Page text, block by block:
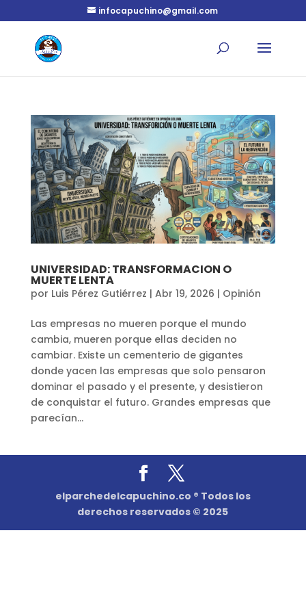
infocapuchino@gmail.com
UNIVERSIDAD: TRANSFORMACION O
MUERTE LENTA
por Luis Pérez Gutiérrez | Abr 19, 2026 | Opinión
Las empresas no mueren porque el mundo
cambia, mueren porque ellas deciden no
cambiar. Existe un cementerio de gigantes
donde yacen las empresas que solo pensaron
dominar el pasado y el presente, y desistieron
de conquistar el futuro. Grandes empresas que
parecían...
elparchedelcapuchino.co ® Todos los
derechos reservados © 2025